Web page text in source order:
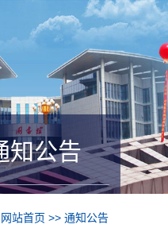
知公告
网站首页 >> 通知公告